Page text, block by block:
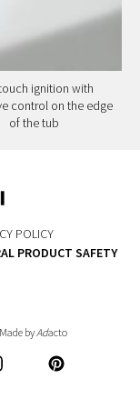
ignition with
control on the edge
of the tub
POLICY
PRODUCT SAFETY
by Adacto